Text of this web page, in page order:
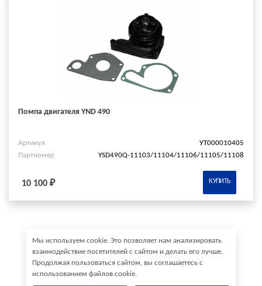
Помпа двигателя YND 490
Артикул
УТ000010405
Партномер
YSD490Q-11103/11104/11106/11105/11108
10 100 ₽ КУПИТЬ
Мы используем cookie. Это позволяет нам анализировать
взаимодействие посетителей с сайтом и делать его лучше.
Продолжая пользоваться сайтом, вы соглашаетесь с
использованием файлов cookie.